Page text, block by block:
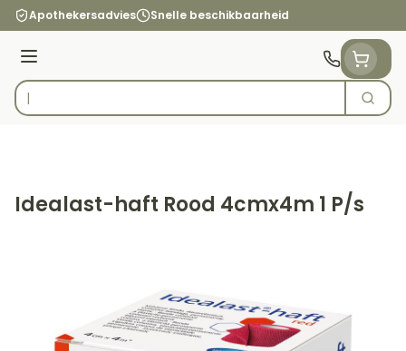
Ga naar de inhoud
Apothekersadvies Snelle beschikbaarheid
Menu
Product, merk, categorie...
Zoek
Idealast-haft Rood 4cmx4m 1 P/s